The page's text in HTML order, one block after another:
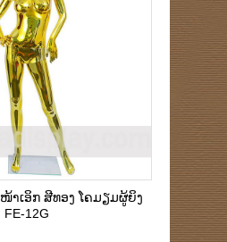
າເອິກ ສີທອງ ໂຄມຽມຜູ້ຍິງ
FE-12G